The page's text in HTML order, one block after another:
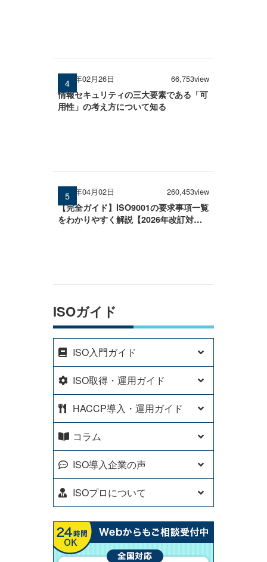
2026年02月26日 66,753view
情報セキュリティの三大要素である「可
用性」の考え方について知る
2026年04月02日 260,453view
【完全ガイド】ISO9001の要求事項一覧
をわかりやすく解説【2026年改訂対
ISOガイド
ISO入門ガイド
ISO取得・運用ガイド
HACCP導入・運用ガイド
コラム
ISO導入企業の声
ISOプロについて